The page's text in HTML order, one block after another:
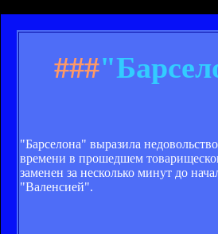
###
"Барселона" выразила
времени в прошедшем
заменен за несколько минут до
"Валенсией".